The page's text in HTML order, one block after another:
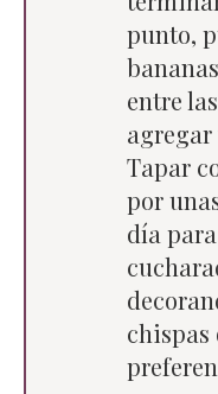
punto,
entre
agregar
Tapar
por
día
chispas